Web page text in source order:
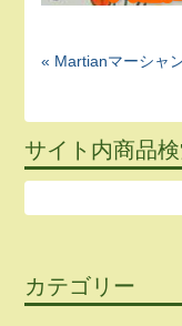
« Martianマーシャ
サイト内商品
カテゴリー